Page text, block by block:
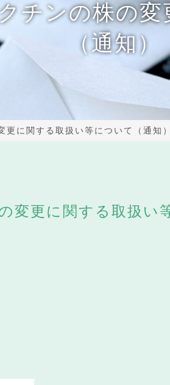
チンの株の
（通知）
に関する取扱い等について（通知）
変更に関する取扱い